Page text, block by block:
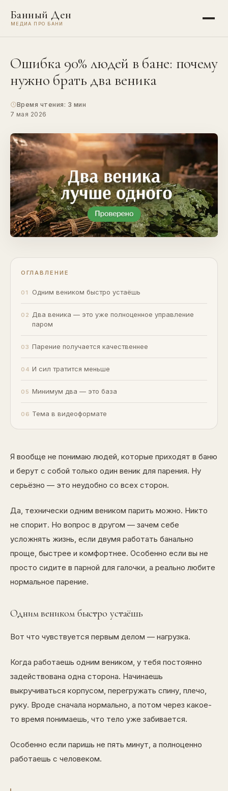
Банный Ден
МЕДИА ПРО БАНИ
Ошибка 90% людей в бане: почему
нужно брать два веника
Время чтения: 3 мин
7 мая 2026
ОГЛАВЛЕНИЕ
Одним веником быстро устаёшь
Два веника — это уже полноценное управление
паром
Парение получается качественнее
И сил тратится меньше
Минимум два — это база
Тема в видеоформате
Я вообще не понимаю людей, которые приходят в баню
и берут с собой только один веник для парения. Ну
серьёзно — это неудобно со всех сторон.
Да, технически одним веником парить можно. Никто
не спорит. Но вопрос в другом — зачем себе
усложнять жизнь, если двумя работать банально
проще, быстрее и комфортнее. Особенно если вы не
просто сидите в парной для галочки, а реально любите
нормальное парение.
Одним веником быстро устаёшь
Вот что чувствуется первым делом — нагрузка.
Когда работаешь одним веником, у тебя постоянно
задействована одна сторона. Начинаешь
выкручиваться корпусом, перегружать спину, плечо,
руку. Вроде сначала нормально, а потом через какое-
то время понимаешь, что тело уже забивается.
Особенно если паришь не пять минут, а полноценно
работаешь с человеком.